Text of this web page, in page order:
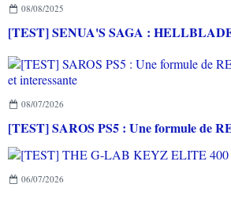
08/08/2025
08/07/2026
06/07/2026